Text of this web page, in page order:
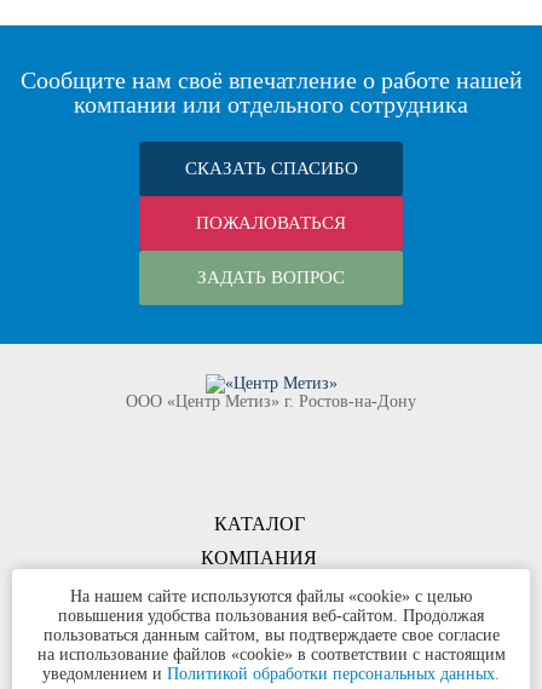
Сообщите нам своё впечатление о работе нашей
компании или отдельного сотрудника
СКАЗАТЬ СПАСИБО
ПОЖАЛОВАТЬСЯ
ЗАДАТЬ ВОПРОС
КОМПАНИЯ
ООО «Центр Метиз» г. Ростов-на-Дону
КАТАЛОГ
КОНТАКТЫ
©ООО «Центр Метиз» 2000-2026
Все права защищены
Политика конфиденциальности
На нашем сайте используются файлы «cookie» с целью
повышения удобства пользования веб-сайтом. Продолжая
пользоваться данным сайтом, вы подтверждаете свое согласие
на использование файлов «cookie» в соответствии с настоящим
уведомлением и Политикой обработки персональных данных.